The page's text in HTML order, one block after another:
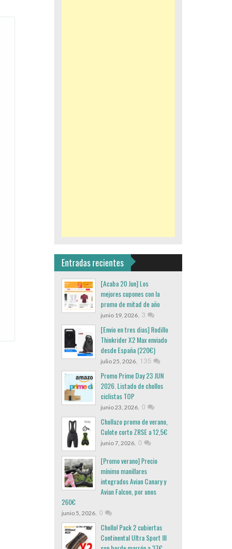
Entradas recientes
[Acaba 20 Jun] Los
mejores cupones con la
promo de mitad de año
junio 19, 2026, 3
[Envio en tres dias] Rodillo
Thinkrider X2 Max enviado
desde España (220€)
julio 25, 2026, 135
Promo Prime Day 23 JUN
2026. Listado de chollos
ciclistas TOP
junio 23, 2026, 0
Chollazo promo de verano,
Culote corto ZRSE a 12,5€
junio 7, 2026, 0
[Promo verano] Precio
mínimo manillares
integrados Avian Canary y
Avian Falcon, por unos
260€
junio 5, 2026, 0
Chollo! Pack 2 cubiertas
Continental Ultra Sport III